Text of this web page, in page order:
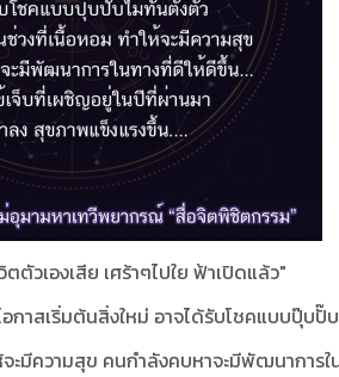
ตัวเองเสีย เศร้าๆไปใย ฟ้าเปิดแล้ว"
กาสเริ่มต้นสิ่งใหม่ อาจได้รับโชคแบบปุ๊บปั๊
ะมีความสุข คนกำลังคบหาจะมีพัฒนาการใ